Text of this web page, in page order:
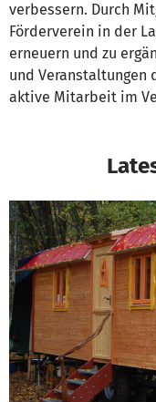
verbessern. Durch
Förderverein in der
erneuern und zu
und Veranstaltungen
aktive Mitarbeit im